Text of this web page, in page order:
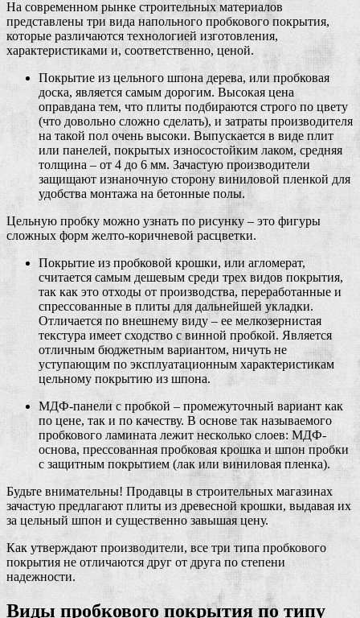
На современном рынке строительных материалов
представлены три вида напольного пробкового покрытия,
которые различаются технологией изготовления,
характеристиками и, соответственно, ценой.
Покрытие из цельного шпона дерева, или пробковая
доска, является самым дорогим. Высокая цена
оправдана тем, что плиты подбираются строго по цвету
(что довольно сложно сделать), и затраты производителя
на такой пол очень высоки. Выпускается в виде плит
или панелей, покрытых износостойким лаком, средняя
толщина – от 4 до 6 мм. Зачастую производители
защищают изнаночную сторону виниловой пленкой для
удобства монтажа на бетонные полы.
Цельную пробку можно узнать по рисунку – это фигуры
сложных форм желто-коричневой расцветки.
Покрытие из пробковой крошки, или агломерат,
считается самым дешевым среди трех видов покрытия,
так как это отходы от производства, переработанные и
спрессованные в плиты для дальнейшей укладки.
Отличается по внешнему виду – ее мелкозернистая
текстура имеет сходство с винной пробкой. Является
отличным бюджетным вариантом, ничуть не
уступающим по эксплуатационным характеристикам
цельному покрытию из шпона.
МДФ-панели с пробкой – промежуточный вариант как
по цене, так и по качеству. В основе так называемого
пробкового ламината лежит несколько слоев: МДФ-
основа, прессованная пробковая крошка и шпон пробки
с защитным покрытием (лак или виниловая пленка).
Будьте внимательны! Продавцы в строительных магазинах
зачастую предлагают плиты из древесной крошки, выдавая их
за цельный шпон и существенно завышая цену.
Как утверждают производители, все три типа пробкового
покрытия не отличаются друг от друга по степени
надежности.
Виды пробкового покрытия по типу